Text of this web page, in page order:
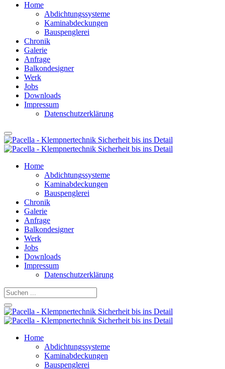
Home
Abdichtungssysteme
Kaminabdeckungen
Bauspenglerei
Chronik
Galerie
Anfrage
Balkondesigner
Werk
Jobs
Downloads
Impressum
Datenschutzerklärung
Home
Abdichtungssysteme
Kaminabdeckungen
Bauspenglerei
Chronik
Galerie
Anfrage
Balkondesigner
Werk
Jobs
Downloads
Impressum
Datenschutzerklärung
Home
Abdichtungssysteme
Kaminabdeckungen
Bauspenglerei